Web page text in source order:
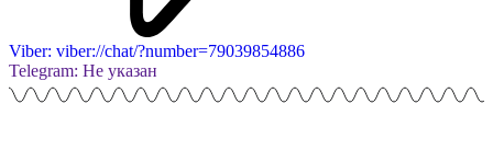
Viber: viber://chat/?number=79039854886
Telegram: Не указан